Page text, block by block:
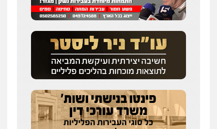
שחר לדובסקי, עו"ד
פלילי מעצרים וחקירות עבירות המתה עורכי
דין לענייני אסירים
0507913332